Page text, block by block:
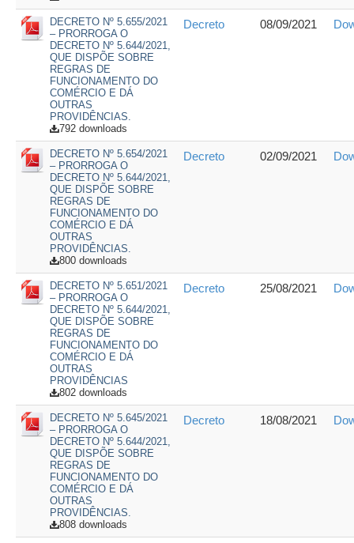
DECRETO Nº 5.655/2021
– PRORROGA O
DECRETO Nº 5.644/2021,
QUE DISPÕE SOBRE
REGRAS DE
FUNCIONAMENTO DO
COMÉRCIO E DÁ
OUTRAS
PROVIDÊNCIAS.
792 downloads
Decreto 08/09/2021
DECRETO Nº 5.654/2021
– PRORROGA O
DECRETO Nº 5.644/2021,
QUE DISPÕE SOBRE
REGRAS DE
FUNCIONAMENTO DO
COMÉRCIO E DÁ
OUTRAS
PROVIDÊNCIAS.
800 downloads
Decreto 02/09/2021
DECRETO Nº 5.651/2021
– PRORROGA O
DECRETO Nº 5.644/2021,
QUE DISPÕE SOBRE
REGRAS DE
FUNCIONAMENTO DO
COMÉRCIO E DÁ
OUTRAS
PROVIDÊNCIAS
802 downloads
Decreto 25/08/2021
DECRETO Nº 5.645/2021
– PRORROGA O
DECRETO Nº 5.644/2021,
QUE DISPÕE SOBRE
REGRAS DE
FUNCIONAMENTO DO
COMÉRCIO E DÁ
OUTRAS
PROVIDÊNCIAS.
808 downloads
Decreto 18/08/2021